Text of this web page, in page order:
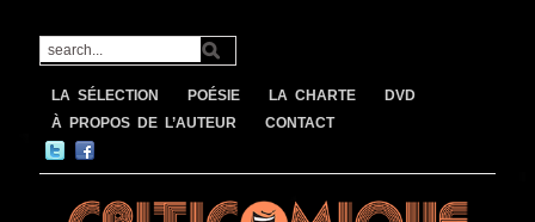
LA SÉLECTION POÉSIE LA CHARTE
DVD
À PROPOS DE L’AUTEUR
CONTACT